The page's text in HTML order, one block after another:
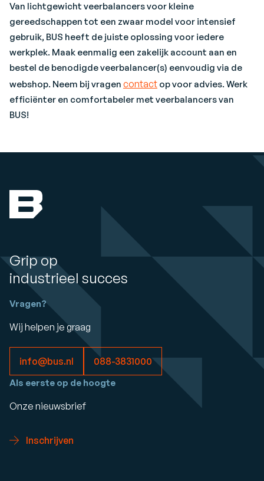
Van lichtgewicht veerbalancers voor kleine
gereedschappen tot een zwaar model voor intensief
gebruik, BUS heeft de juiste oplossing voor iedere
werkplek. Maak eenmalig een zakelijk account aan en
bestel de benodigde veerbalancer(s) eenvoudig via de
webshop. Neem bij vragen contact op voor advies. Werk
efficiënter en comfortabeler met veerbalancers van
BUS!
Grip op
industrieel succes
Vragen?
Wij helpen je graag
info@bus.nl 088-3831000
Als eerste op de hoogte
Onze nieuwsbrief
Inschrijven